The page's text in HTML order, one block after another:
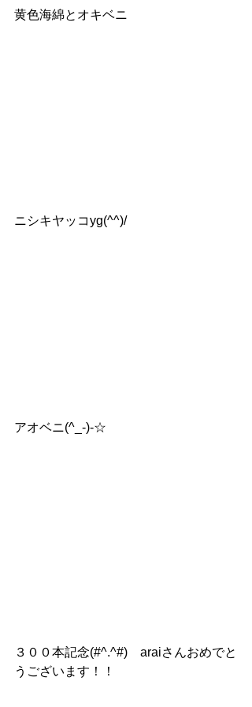
黄色海綿とオキベニ
ニシキヤッコyg(^^)/
アオベニ(^_-)-☆
３００本記念(#^.^#)　araiさんおめでと
うございます！！